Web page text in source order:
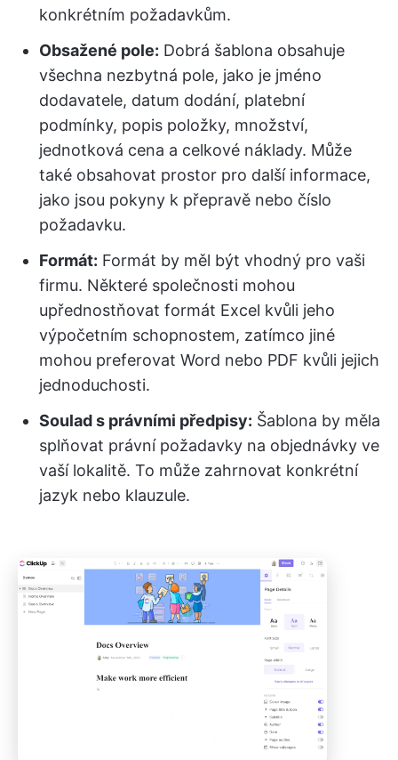
konkrétním požadavkům.
Obsažené pole: Dobrá šablona obsahuje
všechna nezbytná pole, jako je jméno
dodavatele, datum dodání, platební
podmínky, popis položky, množství,
jednotková cena a celkové náklady. Může
také obsahovat prostor pro další informace,
jako jsou pokyny k přepravě nebo číslo
požadavku.
Formát: Formát by měl být vhodný pro vaši
firmu. Některé společnosti mohou
upřednostňovat formát Excel kvůli jeho
výpočetním schopnostem, zatímco jiné
mohou preferovat Word nebo PDF kvůli jejich
jednoduchosti.
Soulad s právními předpisy: Šablona by měla
splňovat právní požadavky na objednávky ve
vaší lokalitě. To může zahrnovat konkrétní
jazyk nebo klauzule.